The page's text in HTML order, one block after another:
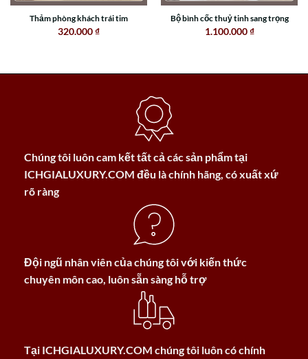
Thảm phòng khách trái tim
320.000₫
Bộ bình cốc thuỷ tinh sang trọng
1.100.000₫
Chúng tôi luôn cam kết tất cả các sản phẩm tại
ICHGIALUXURY.COM đều là chính hãng, có xuất xứ
rõ ràng
Đội ngũ nhân viên của chúng tôi với kiến thức
chuyên môn cao, luôn sẵn sàng hỗ trợ
Tại ICHGIALUXURY.COM chúng tôi luôn có chính